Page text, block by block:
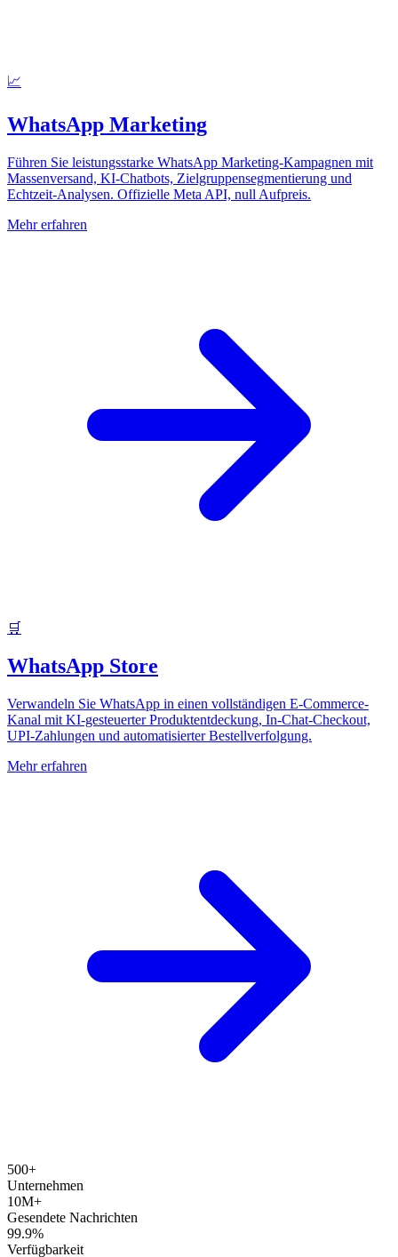
📈
WhatsApp Marketing
Führen Sie leistungsstarke WhatsApp Marketing-Kampagnen mit
Massenversand, KI-Chatbots, Zielgruppensegmentierung und
Echtzeit-Analysen. Offizielle Meta API, null Aufpreis.
Mehr erfahren
🛒
WhatsApp Store
Verwandeln Sie WhatsApp in einen vollständigen E-Commerce-
Kanal mit KI-gesteuerter Produktentdeckung, In-Chat-Checkout,
UPI-Zahlungen und automatisierter Bestellverfolgung.
Mehr erfahren
500+
Unternehmen
10M+
Gesendete Nachrichten
99.9%
Verfügbarkeit